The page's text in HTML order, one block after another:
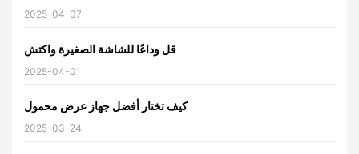
2025-04-07
قل وداعًا للشاشة الصغيرة واكتش
2025-04-01
كيف تختار أفضل جهاز عرض محمول
2025-03-24